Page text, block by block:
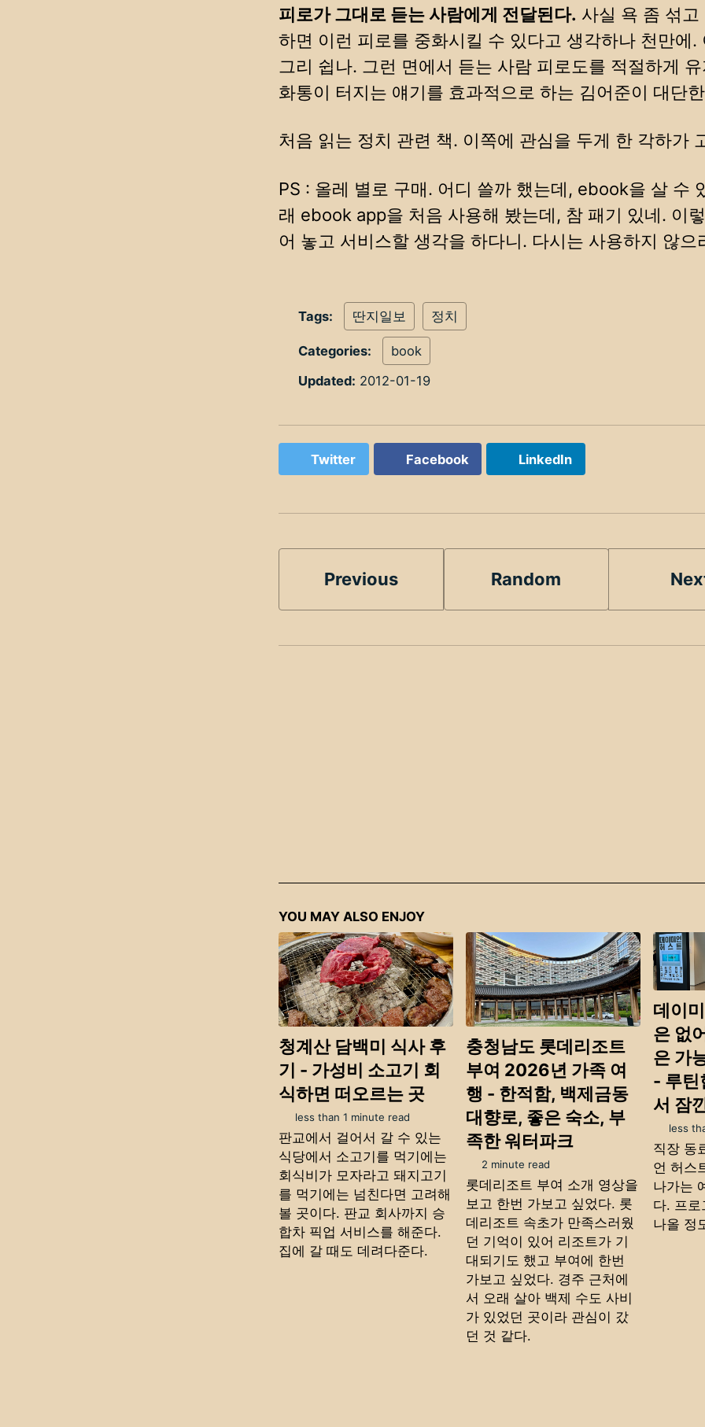
피로가 그대로 듣는 사람에게 전달된다. 사실 욕 좀 섞
하면 이런 피로를 중화시킬 수 있다고 생각하나 천만에.
그리 쉽나. 그런 면에서 듣는 사람 피로도를 적절하게
화통이 터지는 얘기를 효과적으로 하는 김어준이 대단
처음 읽는 정치 관련 책. 이쪽에 관심을 두게 한 각하가
PS : 올레 별로 구매. 어디 쓸까 했는데, ebook을 살 수
래 ebook app을 처음 사용해 봤는데, 참 패기 있네. 이
어 놓고 서비스할 생각을 하다니. 다시는 사용하지 않으
Tags: 딴지일보 정치
Categories:
book
Updated: 2012-01-19
Twitter Facebook LinkedIn
Previous Random
YOU MAY ALSO ENJOY
청계산 담백미 식사 후
기 - 가성비 소고기 회
식하면 떠오르는 곳
less than 1 minute read
판교에서 걸어서 갈 수 있는
식당에서 소고기를 먹기에는
회식비가 모자라고 돼지고기
를 먹기에는 넘친다면 고려해
볼 곳이다. 판교 회사까지 승
합차 픽업 서비스를 해준다.
집에 갈 때도 데려다준다.
충청남도 롯데리조트
부여 2026년 가족 여
행 - 한적함, 백제금동
대향로, 좋은 숙소, 부
족한 워터파크
2 minute read
롯데리조트 부여 소개 영상을
보고 한번 가보고 싶었다. 롯
데리조트 속초가 만족스러웠
던 기억이 있어 리조트가 기
대되기도 했고 부여에 한번
가보고 싶었다. 경주 근처에
서 오래 살아 백제 수도 사비
가 있었던 곳이라 관심이 갔
던 것 같다.
데이
은 없
은 가
- 루틴
서 잠
less
직장 동
언 허스
나가는
다. 프로
나올 정